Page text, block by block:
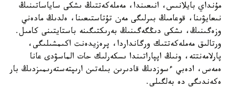
مۇنداي بايلانىس، انىعىندا، مەملەكەتتىڭ ىشكى ساياساتىنىڭ
نىعايۋىنا، قوعامىڭ بىرلىگى مەن تۇتاستىعىنا، ەلدىڭ مادەني
وزەگىنىڭ، ىشكى دىڭگەگىنىڭ بەرىكتىگىنە باستايتىنى كامىل.
ورتالىق مەملەكەتتىك ورگانداردا، پرەزيدەنت اكىمشىلىگى،
پارلامەنتتە، ونىڭ اپپاراتىندا ىسكەرلىك حات الماسۋدى عانا
ەمەس، ادەبي ءسوزدىڭ قادىرىن بىلەتىن ارىپتەستەرىمىزدىڭ بار
ەكەندىگى دە بەلگىلى.